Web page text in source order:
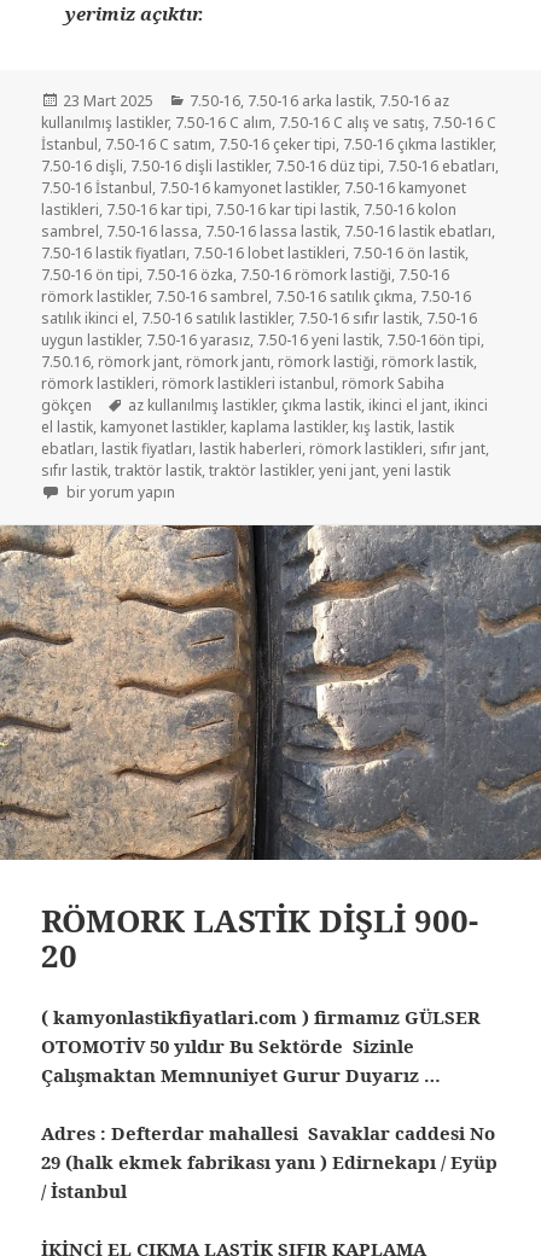
yerimiz açıktır.
Yayın
tarihi
23 Mart 2025 Kategoriler
7.50-16, 7.50-16 arka lastik, 7.50-16 az
kullanılmış lastikler, 7.50-16 C alım, 7.50-16 C alış ve satış, 7.50-16 C
İstanbul, 7.50-16 C satım, 7.50-16 çeker tipi, 7.50-16 çıkma lastikler,
7.50-16 dişli, 7.50-16 dişli lastikler, 7.50-16 düz tipi, 7.50-16 ebatları,
7.50-16 İstanbul, 7.50-16 kamyonet lastikler, 7.50-16 kamyonet
lastikleri, 7.50-16 kar tipi, 7.50-16 kar tipi lastik, 7.50-16 kolon
sambrel, 7.50-16 lassa, 7.50-16 lassa lastik, 7.50-16 lastik ebatları,
7.50-16 lastik fiyatları, 7.50-16 lobet lastikleri, 7.50-16 ön lastik,
7.50-16 ön tipi, 7.50-16 özka, 7.50-16 römork lastiği, 7.50-16
römork lastikler, 7.50-16 sambrel, 7.50-16 satılık çıkma, 7.50-16
satılık ikinci el, 7.50-16 satılık lastikler, 7.50-16 sıfır lastik, 7.50-16
uygun lastikler, 7.50-16 yarasız, 7.50-16 yeni lastik, 7.50-16ön tipi,
7.50.16, römork jant, römork jantı, römork lastiği, römork lastik,
römork lastikleri, römork lastikleri istanbul, römork Sabiha
gökçen
Etiketler
az kullanılmış lastikler, çıkma lastik, ikinci el jant, ikinci
el lastik, kamyonet lastikler, kaplama lastikler, kış lastik, lastik
ebatları, lastik fiyatları, lastik haberleri, römork lastikleri, sıfır jant,
sıfır lastik,traktör lastik,traktör lastikler,yeni jant,yeni lastik
7-50-16 KAMYONET VE RÖMORK LASTİKLER için
bir yorum yapın
RÖMORK LASTİK DİŞLİ 900-
20
( kamyonlastikfiyatlari.com ) firmamız GÜLSER
OTOMOTİV 50 yıldır Bu Sektörde Sizinle
Çalışmaktan Memnuniyet Gurur Duyarız …
Adres : Defterdar mahallesi Savaklar caddesi No
29 (halk ekmek fabrikası yanı ) Edirnekapı / Eyüp
/ İstanbul
İKİNCİ EL ÇIKMA LASTİK SIFIR KAPLAMA